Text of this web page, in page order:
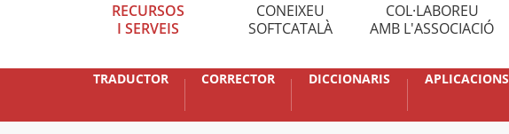
RECURSOS
I SERVEIS
CONEIXEU
SOFTCATALÀ
COL·LABOREU
AMB L'ASSOCIACIÓ
TRADUCTOR CORRECTOR DICCIONARIS APLICACIONS